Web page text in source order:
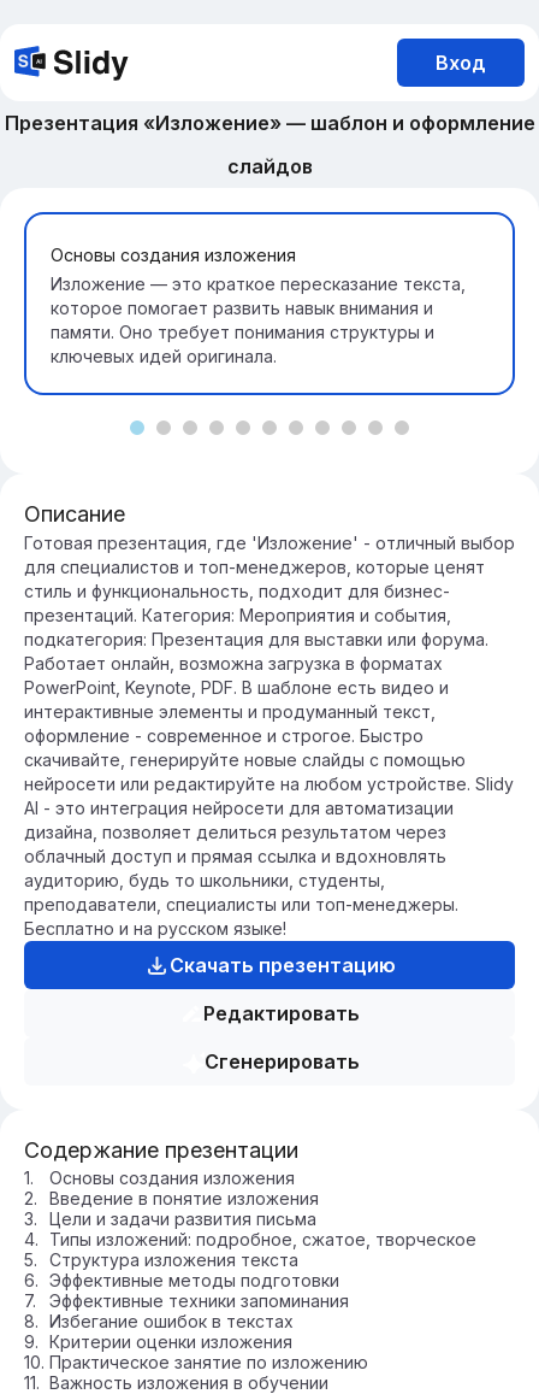
Вход
Презентация «Изложение» — шаблон и оформление
слайдов
Основы создания изложения
Изложение — это краткое пересказание текста,
которое помогает развить навык внимания и
памяти. Оно требует понимания структуры и
ключевых идей оригинала.
Описание
Готовая презентация, где 'Изложение' - отличный выбор
для специалистов и топ-менеджеров, которые ценят
стиль и функциональность, подходит для бизнес-
презентаций. Категория: Мероприятия и события,
подкатегория: Презентация для выставки или форума.
Работает онлайн, возможна загрузка в форматах
PowerPoint, Keynote, PDF. В шаблоне есть видео и
интерактивные элементы и продуманный текст,
оформление - современное и строгое. Быстро
скачивайте, генерируйте новые слайды с помощью
нейросети или редактируйте на любом устройстве. Slidy
AI - это интеграция нейросети для автоматизации
дизайна, позволяет делиться результатом через
облачный доступ и прямая ссылка и вдохновлять
аудиторию, будь то школьники, студенты,
преподаватели, специалисты или топ-менеджеры.
Бесплатно и на русском языке!
Скачать презентацию
Редактировать
Сгенерировать
Содержание презентации
Основы создания изложения
Введение в понятие изложения
Цели и задачи развития письма
Типы изложений: подробное, сжатое, творческое
Структура изложения текста
Эффективные методы подготовки
Эффективные техники запоминания
Избегание ошибок в текстах
Критерии оценки изложения
Практическое занятие по изложению
Важность изложения в обучении